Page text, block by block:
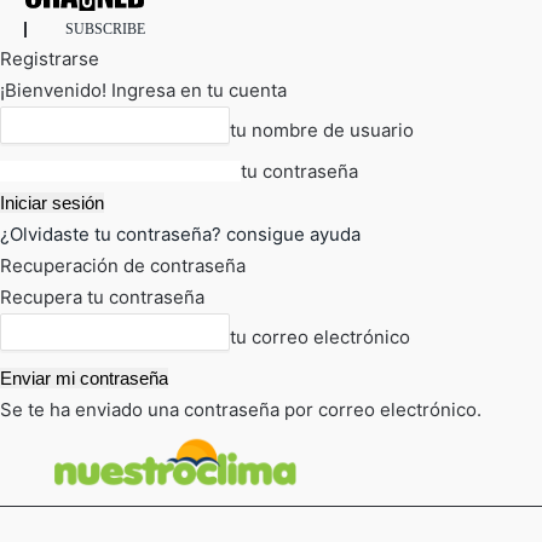
SUBSCRIBE
Registrarse
¡Bienvenido! Ingresa en tu cuenta
tu nombre de usuario
tu contraseña
¿Olvidaste tu contraseña? consigue ayuda
Recuperación de contraseña
Recupera tu contraseña
tu correo electrónico
Se te ha enviado una contraseña por correo electrónico.